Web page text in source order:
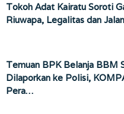
Tokoh Adat Kairatu Soroti
Riuwapa, Legalitas dan
Temuan BPK Belanja BBM
Dilaporkan ke Polisi,
Pera…